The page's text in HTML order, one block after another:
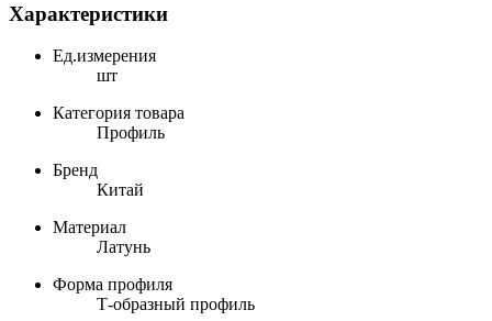
Характеристики
Ед.измерения
шт
Категория товара
Профиль
Бренд
Китай
Материал
Латунь
Форма профиля
Т-образный профиль